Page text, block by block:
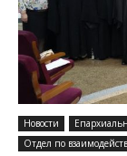
Новости
Отдел по